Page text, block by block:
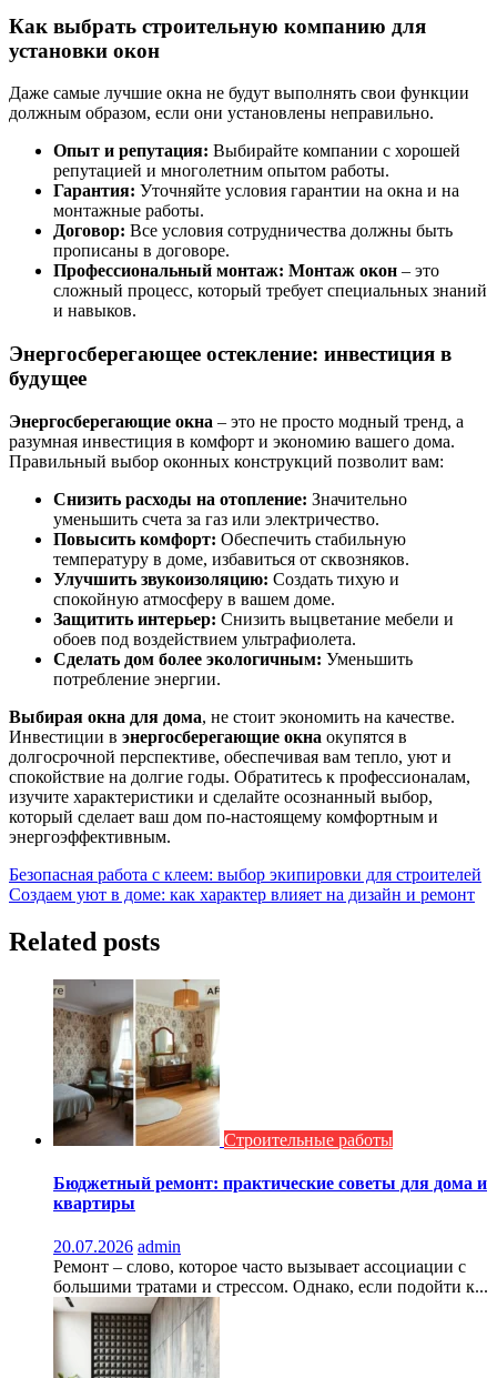
Как выбрать строительную компанию для
установки окон
Даже самые лучшие окна не будут выполнять свои функции
должным образом, если они установлены неправильно.
Опыт и репутация: Выбирайте компании с хорошей
репутацией и многолетним опытом работы.
Гарантия: Уточняйте условия гарантии на окна и на
монтажные работы.
Договор: Все условия сотрудничества должны быть
прописаны в договоре.
Профессиональный монтаж: Монтаж окон – это
сложный процесс, который требует специальных знаний
и навыков.
Энергосберегающее остекление: инвестиция в
будущее
Энергосберегающие окна – это не просто модный тренд, а
разумная инвестиция в комфорт и экономию вашего дома.
Правильный выбор оконных конструкций позволит вам:
Снизить расходы на отопление: Значительно
уменьшить счета за газ или электричество.
Повысить комфорт: Обеспечить стабильную
температуру в доме, избавиться от сквозняков.
Улучшить звукоизоляцию: Создать тихую и
спокойную атмосферу в вашем доме.
Защитить интерьер: Снизить выцветание мебели и
обоев под воздействием ультрафиолета.
Сделать дом более экологичным: Уменьшить
потребление энергии.
Выбирая окна для дома, не стоит экономить на качестве.
Инвестиции в энергосберегающие окна окупятся в
долгосрочной перспективе, обеспечивая вам тепло, уют и
спокойствие на долгие годы. Обратитесь к профессионалам,
изучите характеристики и сделайте осознанный выбор,
который сделает ваш дом по-настоящему комфортным и
энергоэффективным.
Навигация
по
записям
Безопасная работа с клеем: выбор экипировки для строителей
Создаем уют в доме: как характер влияет на дизайн и ремонт
Related posts
Строительные работы
Бюджетный ремонт: практические советы для дома и
квартиры
20.07.2026 admin
Ремонт – слово, которое часто вызывает ассоциации с
большими тратами и стрессом. Однако, если подойти к...